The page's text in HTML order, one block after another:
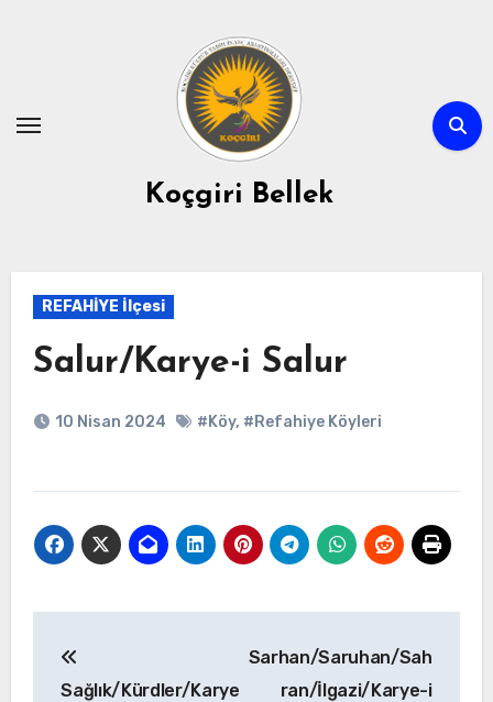
Koçgiri Bellek
REFAHİYE İlçesi
Salur/Karye-i Salur
10 Nisan 2024 #Köy, #Refahiye Köyleri
gezinmesi
Sağlık/Kürdler/Karye
Sarhan/Saruhan/Sah
ran/İlgazi/Karye-i